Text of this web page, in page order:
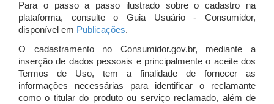
Para o passo a passo ilustrado sobre o cadastro na
plataforma, consulte o Guia Usuário - Consumidor,
disponível em Publicações.
O cadastramento no Consumidor.gov.br, mediante a
inserção de dados pessoais e principalmente o aceite dos
Termos de Uso, tem a finalidade de fornecer as
informações necessárias para identificar o reclamante
como o titular do produto ou serviço reclamado, além de